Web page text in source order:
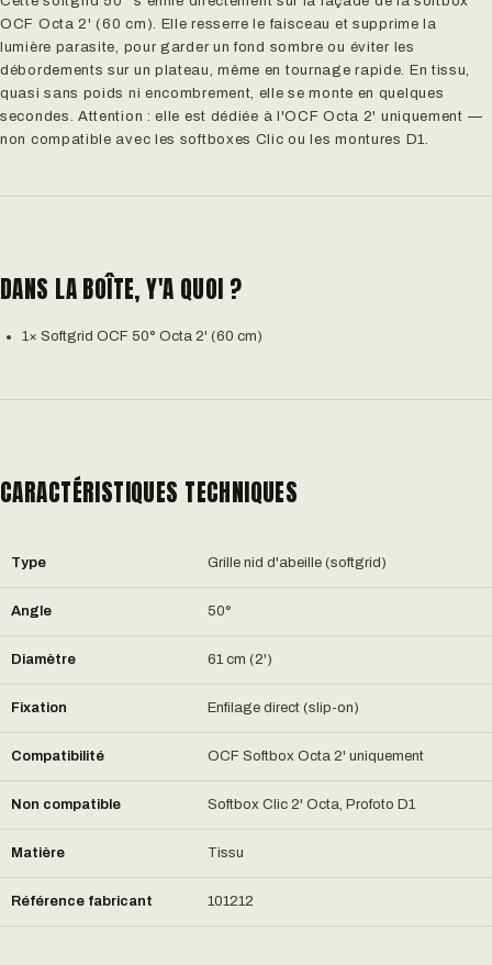
OCF Octa 2' (60 cm). Elle resserre le faisceau et supprime la
lumière parasite, pour garder un fond sombre ou éviter les
débordements sur un plateau, même en tournage rapide. En tissu,
quasi sans poids ni encombrement, elle se monte en quelques
secondes. Attention : elle est dédiée à l'OCF Octa 2' uniquement —
non compatible avec les softboxes Clic ou les montures D1.
DANS LA BOÎTE, Y'A QUOI ?
1× Softgrid OCF 50° Octa 2' (60 cm)
CARACTÉRISTIQUES TECHNIQUES
Type Grille nid d'abeille (softgrid)
Angle 50°
Diamètre 61 cm (2')
Fixation Enfilage direct (slip-on)
Compatibilité OCF Softbox Octa 2' uniquement
Non compatible Softbox Clic 2' Octa, Profoto D1
Matière Tissu
Référence fabricant 101212